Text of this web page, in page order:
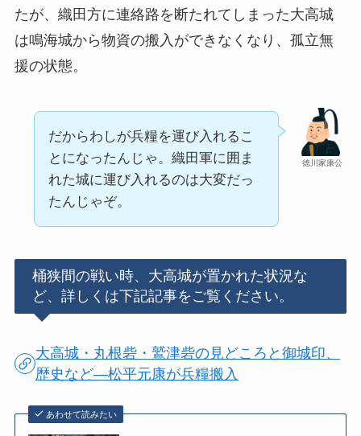
たが、織田方に連絡路を断たれてしまった大高城
は鳴海城から物資の搬入ができなくなり、孤立無
援の状態。
徳川家康公
だからわしが兵糧を運び入れるこ
とになったんじゃ。織田軍に囲ま
れた城に運び入れるのは大変だっ
たんじゃぞ。
桶狭間の戦い時、大高城が置かれた状況な
ど、詳しくは下記記事をご覧ください。
大高城・丸根砦・鷲津砦の見どころと御城印、
歴史など―松平元康が兵糧搬入
あわせて読みたい